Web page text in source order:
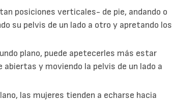
posiciones verticales- de pie, andando o
su pelvis de un lado a otro y apretando los
plano, puede apetecerles más estar
y moviendo la pelvis de un lado a
las mujeres tienden a echarse hacia